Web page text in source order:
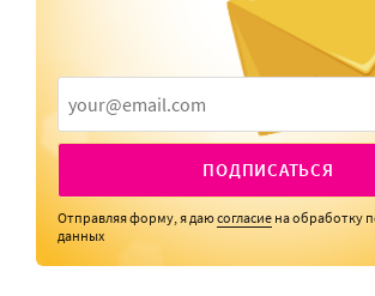
ПОДПИСАТЬСЯ
Отправляя форму, я даюсогласие на обработку
данных